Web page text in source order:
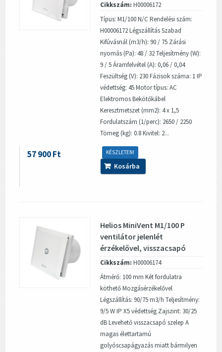
Cikkszám: H00006172
Típus: M1/100 N/C Rendelési szám:
H00006172 Légszállítás Szabad
Kifúvásnál (m3/h): 90 / 75 Zárási
nyomás (Pa): 48 / 32 Teljesítmény (W):
9 / 5 Áramfelvétel (A): 0,06 / 0,04
Feszültség (V): 230 Fázisok száma: 1 IP
védettség: 45 Motor típus: AC
Elektromos Bekötőkábel
Keresztmetszet (mm2): 4 x 1,5
Fordulatszám (1/perc): 2650 / 2250
Tömeg (kg): 0.8 Kivitel: 2...
KÉSZLETEN!
57 900 Ft
Kosárba
Helios MiniVent M1/100 P
ventilátor jelenlét
érzékelővel, visszacsapó
szeleppel
Cikkszám: H00006174
Átmérő: 100 mm Két fordulatra
köthető Mozgásérzékelővel
Légszállítás: 90/75 m3/h Teljesítmény:
9/5 W IP X5 védettség Zajszint: 30/25
dB Levehető visszacsapó szelep A
magas élettartamú
golyóscsapágyazás miatt bármilyen